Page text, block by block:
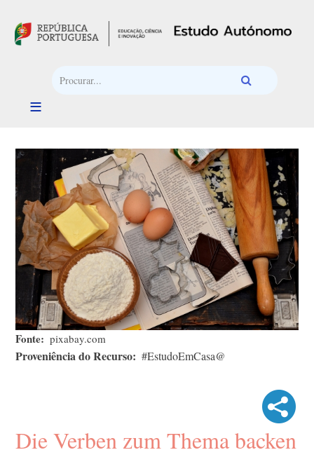
Fonte pixabay.com
Proveniência do Recurso #EstudoEmCasa@
Die Verben zum Thema backen